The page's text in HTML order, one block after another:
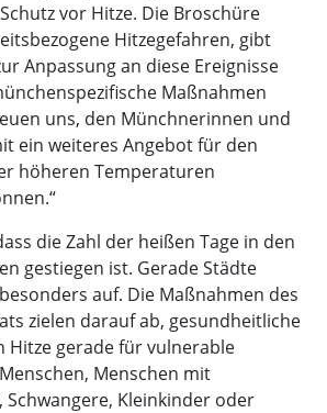
vor Hitze. Die Broschüre
Hitzegefahren, gibt
Anpassung an diese Ereignisse
Maßnahmen
uns, den Münchnerinnen und
ein weiteres Angebot für den
höheren Temperaturen
die Zahl der heißen Tage in den
gestiegen ist. Gerade Städte
auf. Die Maßnahmen des
zielen darauf ab, gesundheitliche
Hitze gerade für vulnerable
Menschen mit
Kleinkinder oder